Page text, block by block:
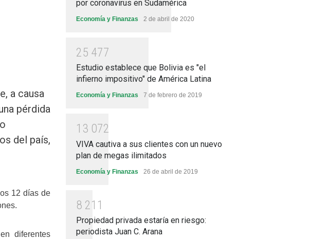
a causa
pérdida
del país,
12 días de
diferentes
por coronavirus en Sudamérica
Economía y Finanzas 2 de abril de 2020
25 477
Estudio establece que Bolivia es "el
infierno impositivo" de América Latina
Economía y Finanzas 7 de febrero de 2019
1 3 072
VIVA cautiva a sus clientes con un nuevo
plan de megas ilimitados
Economía y Finanzas 26 de abril de 2019
8 21 1
Propiedad privada estaría en riesgo:
periodista Juan C. Arana